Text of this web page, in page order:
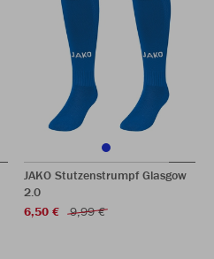
JAKO Stutzenstrumpf Glasgow
2.0
6,50 €
9,99 €